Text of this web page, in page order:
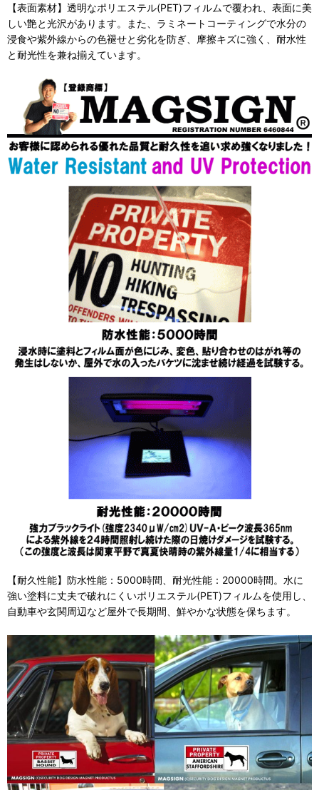
【表面素材】透明なポリエステル(PET)フィルムで覆われ、表面に美
しい艶と光沢があります。また、ラミネートコーティングで水分の
浸食や紫外線からの色褪せと劣化を防ぎ、摩擦キズに強く、耐水性
と耐光性を兼ね揃えています。
【耐久性能】防水性能：5000時間、耐光性能：20000時間。水に
強い塗料に丈夫で破れにくいポリエステル(PET)フィルムを使用し、
自動車や玄関周辺など屋外で長期間、鮮やかな状態を保ちます。